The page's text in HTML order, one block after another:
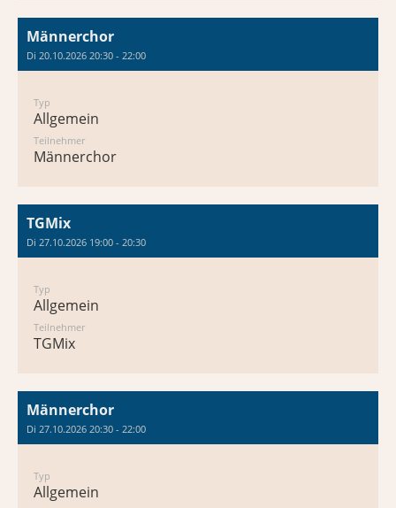
Männerchor
Di 20.10.2026 20:30 - 22:00
Typ
Allgemein
Teilnehmer
Männerchor
TGMix
Di 27.10.2026 19:00 - 20:30
Typ
Allgemein
Teilnehmer
TGMix
Männerchor
Di 27.10.2026 20:30 - 22:00
Typ
Allgemein